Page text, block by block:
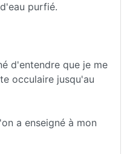
purfié.
d'entendre que je me
occulaire jusqu'au
a enseigné à mon